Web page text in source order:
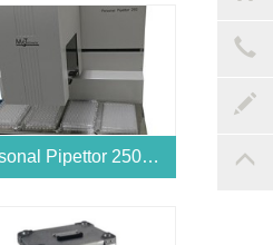
Personal Pipettor 250自动移液处理器